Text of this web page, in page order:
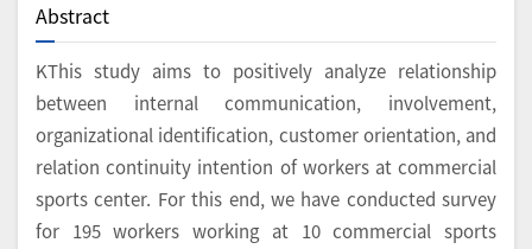
Abstract
KThis study aims to positively analyze relationship
between internal communication, involvement,
organizational identification, customer orientation, and
relation continuity intention of workers at commercial
sports center. For this end, we have conducted survey
for 195 workers working at 10 commercial sports